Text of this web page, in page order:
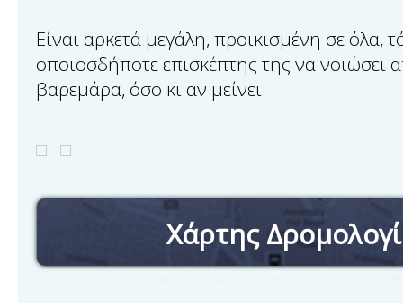
Είναι αρκετά μεγάλη, προικισμένη σε όλα,
οποιοσδήποτε επισκέπτης της να
βαρεμάρα, όσο κι αν μείνει.
Χάρτης